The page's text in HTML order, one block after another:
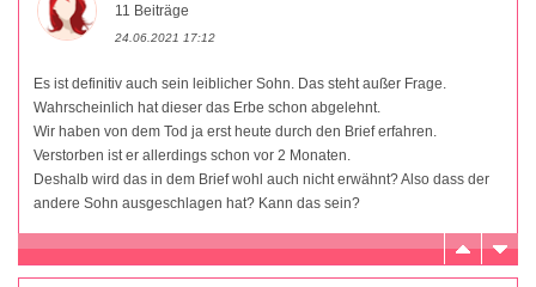
11 Beiträge
24.06.2021 17:12
Es ist definitiv auch sein leiblicher Sohn. Das steht außer Frage.
Wahrscheinlich hat dieser das Erbe schon abgelehnt.
Wir haben von dem Tod ja erst heute durch den Brief erfahren.
Verstorben ist er allerdings schon vor 2 Monaten.
Deshalb wird das in dem Brief wohl auch nicht erwähnt? Also dass der
andere Sohn ausgeschlagen hat? Kann das sein?